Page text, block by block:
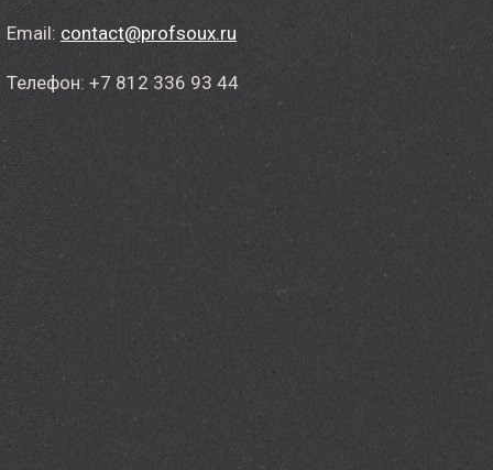
Email: contact@profsoux.ru
Телефон: +7 812 336 93 44